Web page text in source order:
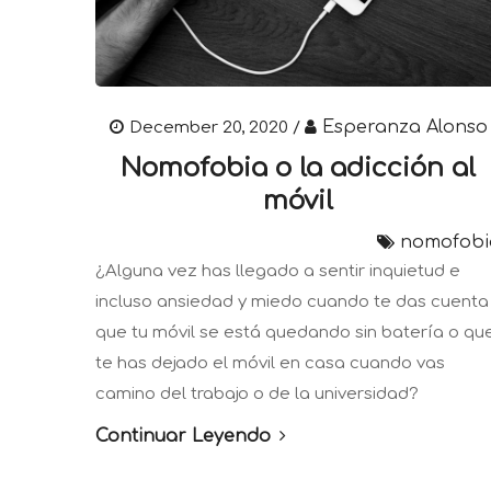
December 20, 2020 / Esperanza Alonso
Nomofobia o la adicción al
móvil
¿Alguna vez has llegado a sentir inquietud e
incluso ansiedad y miedo cuando te das cuenta
que tu móvil se está quedando sin batería o
te has dejado el móvil en casa cuando vas
camino del trabajo o de la universidad?
Continuar Leyendo